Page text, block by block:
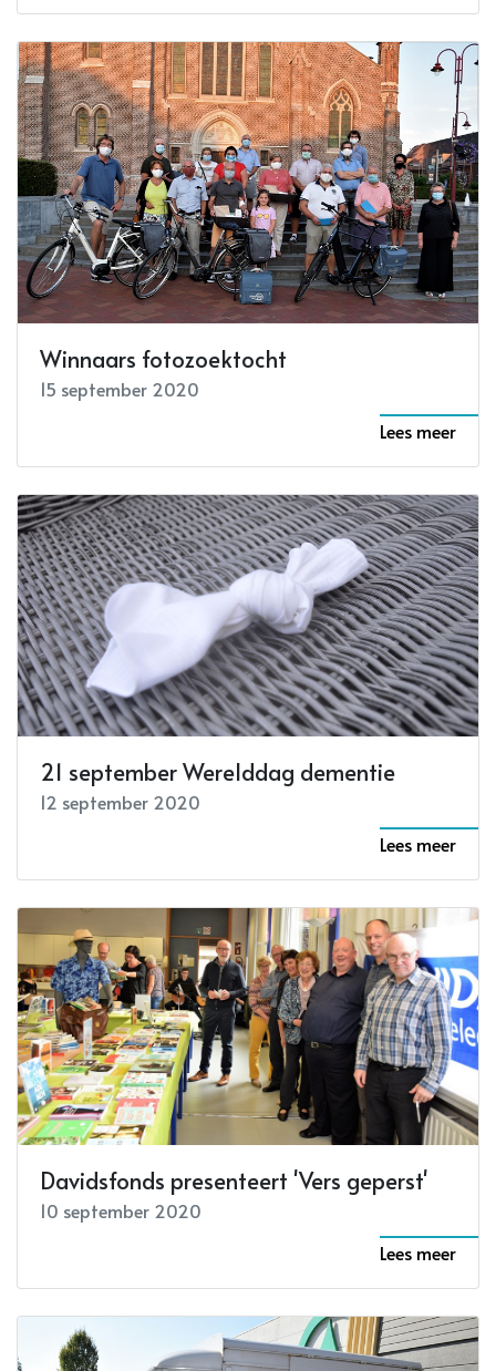
Winnaars fotozoektocht
15 september 2020
Lees meer
21 september Werelddag dementie
12 september 2020
Lees meer
Davidsfonds presenteert 'Vers geperst'
10 september 2020
Lees meer